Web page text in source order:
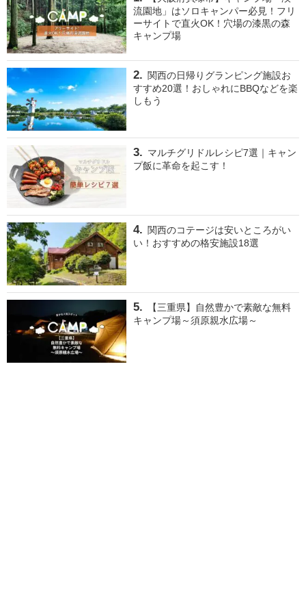
流園地」はソロキャンパー必見！フリ
ーサイトで直火OK！穴場の漆黒の森
キャンプ場
関西の日帰りグランピング施設お
すすめ20選！おしゃれにBBQなどを楽
しもう
マルチグリドルレシピ7選｜キャン
プ飯に革命を起こす！
関西のコテージは安いところがい
い！おすすめの格安施設18選
【三重県】自然豊かで素敵な無料
キャンプ場～須原親水広場～